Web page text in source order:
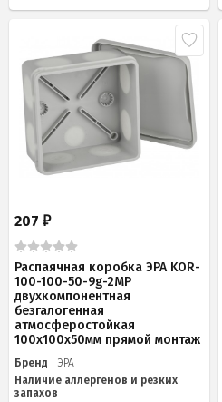
207 ₽
Распаячная коробка ЭРА KOR-
100-100-50-9g-2MP
двухкомпонентная
безгалогенная
атмосферостойкая
100х100х50мм прямой монтаж
Бренд
ЭРА
Наличие аллергенов и резких
запахов